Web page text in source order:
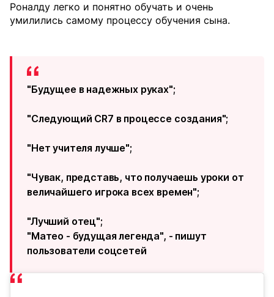
Роналду легко и понятно обучать и очень
умилились самому процессу обучения сына.
"Будущее в надежных руках";
"Следующий CR7 в процессе создания";
"Нет учителя лучше";
"Чувак, представь, что получаешь уроки от
величайшего игрока всех времен";
"Лучший отец";
"Матео - будущая легенда", - пишут
пользователи соцсетей